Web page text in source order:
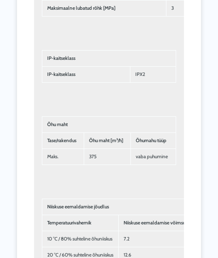
Maksimaalne lubatud rõhk [MPa] 3
IP-kaitseklass
IP-kaitseklass IPX2
Õhu maht
Tase/rakendus Õhu maht [m³/h] Õhumahu tüüp
Maks. 375 vaba puhumine
Niiskuse eemaldamise jõudlus
Temperatuurivahemik Niiskuse eemaldamise võimsus [l/24h]
10 °C / 80% suhteline õhuniiskus 7.2
20 °C / 60% suhteline õhuniiskus 12.6